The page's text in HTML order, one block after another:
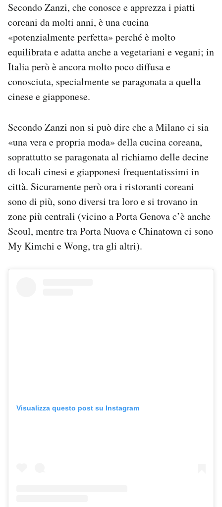
Secondo Zanzi, che conosce e apprezza i piatti
coreani da molti anni, è una cucina
«potenzialmente perfetta» perché è molto
equilibrata e adatta anche a vegetariani e vegani; in
Italia però è ancora molto poco diffusa e
conosciuta, specialmente se paragonata a quella
cinese e giapponese.
Secondo Zanzi non si può dire che a Milano ci sia
«una vera e propria moda» della cucina coreana,
soprattutto se paragonata al richiamo delle decine
di locali cinesi e giapponesi frequentatissimi in
città. Sicuramente però ora i ristoranti coreani
sono di più, sono diversi tra loro e si trovano in
zone più centrali (vicino a Porta Genova c’è anche
Seoul, mentre tra Porta Nuova e Chinatown ci sono
My Kimchi e Wong, tra gli altri).
Visualizza questo post su Instagram